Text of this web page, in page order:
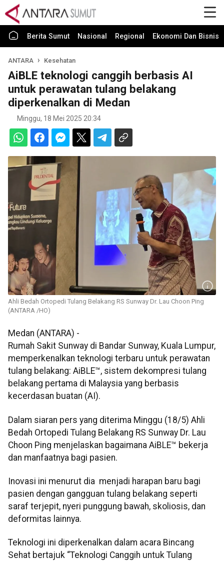
Berita Sumut Nasional Regional Ekonomi Dan Bisnis
ANTARA Kesehatan
AiBLE teknologi canggih berbasis AI
untuk perawatan tulang belakang
diperkenalkan di Medan
Minggu, 18 Mei 2025 20:34
Ahli Bedah Ortopedi Tulang Belakang RS Sunway Dr. Lau Choon Ping
(ANTARA /HO)
Medan (ANTARA) -
Rumah Sakit Sunway di Bandar Sunway, Kuala Lumpur,
memperkenalkan teknologi terbaru untuk perawatan
tulang belakang: AiBLE™, sistem dekompresi tulang
belakang pertama di Malaysia yang berbasis
kecerdasan buatan (AI).
Dalam siaran pers yang diterima Minggu (18/5) Ahli
Bedah Ortopedi Tulang Belakang RS Sunway Dr. Lau
Choon Ping menjelaskan bagaimana AiBLE™ bekerja
dan manfaatnya bagi pasien.
Inovasi ini menurut dia menjadi harapan baru bagi
pasien dengan gangguan tulang belakang seperti
saraf terjepit, nyeri punggung bawah, skoliosis, dan
deformitas lainnya.
Teknologi ini diperkenalkan dalam acara Bincang
Sehat bertajuk “Teknologi Canggih untuk Tulang